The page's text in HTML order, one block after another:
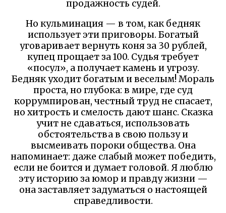
продажность судей.
Но кульминация — в том, как бедняк
использует эти приговоры. Богатый
уговаривает вернуть коня за 30 рублей,
купец прощает за 100. Судья требует
«посул», а получает камень и угрозу.
Бедняк уходит богатым и веселым! Мораль
проста, но глубока: в мире, где суд
коррумпирован, честный труд не спасает,
но хитрость и смелость дают шанс. Сказка
учит не сдаваться, использовать
обстоятельства в свою пользу и
высмеивать пороки общества. Она
напоминает: даже слабый может победить,
если не боится и думает головой. Я люблю
эту историю за юмор и правду жизни —
она заставляет задуматься о настоящей
справедливости.